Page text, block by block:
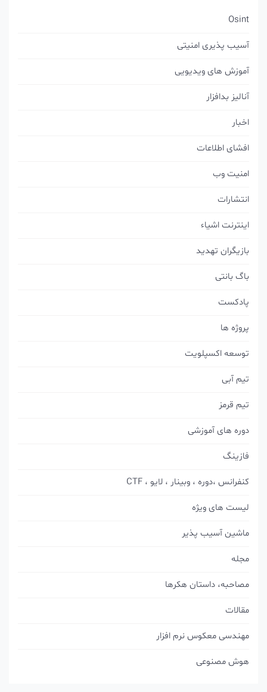
Osint
آسیب پذیری امنیتی
آموزش های ویدیویی
آنالیز بدافزار
افشای اطلاعات
امنیت وب
انتشارات
اینترنت اشیاء
بازیگران تهدید
باگ بانتی
پادکست
پروژه ها
توسعه اکسپلویت
تیم آبی
تیم قرمز
دوره های آموزشی
فازینگ
کنفرانس ،دوره ، وبینار ، لایو ، CTF
لیست های ویژه
ماشین آسیب پذیر
مصاحبه، داستان هکرها
مقالات
مهندسی معکوس نرم افزار
هوش مصنوعی